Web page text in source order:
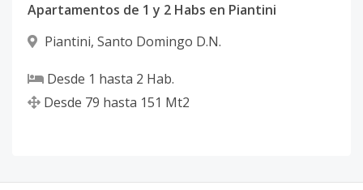
Apartamentos de 1 y 2 Habs en Piantini
Piantini, Santo Domingo D.N.
Desde 1 hasta 2 Hab.
Desde 79 hasta 151 Mt2